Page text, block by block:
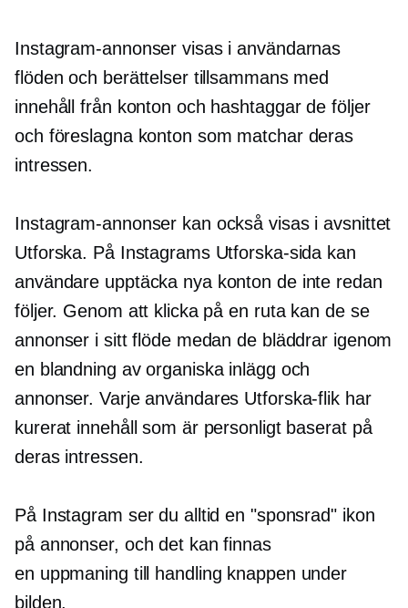
Instagram-annonser visas i användarnas
flöden och berättelser tillsammans med
innehåll från konton och hashtaggar de följer
och föreslagna konton som matchar deras
intressen.
Instagram-annonser kan också visas i avsnittet
Utforska. På Instagrams Utforska-sida kan
användare upptäcka nya konton de inte redan
följer. Genom att klicka på en ruta kan de se
annonser i sitt flöde medan de bläddrar igenom
en blandning av organiska inlägg och
annonser. Varje användares Utforska-flik har
kurerat innehåll som är personligt baserat på
deras intressen.
På Instagram ser du alltid en "sponsrad" ikon
på annonser, och det kan finnas
en uppmaning till handling knappen under
bilden.